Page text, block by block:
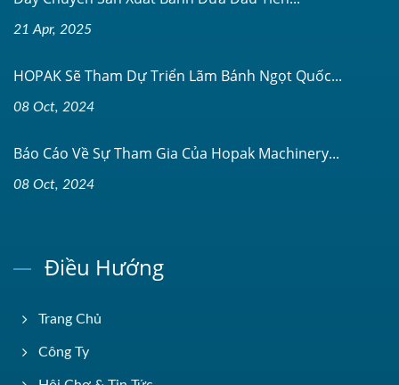
21 Apr, 2025
HOPAK Sẽ Tham Dự Triển Lãm Bánh Ngọt Quốc...
08 Oct, 2024
Báo Cáo Về Sự Tham Gia Của Hopak Machinery...
08 Oct, 2024
Điều Hướng
Trang Chủ
Công Ty